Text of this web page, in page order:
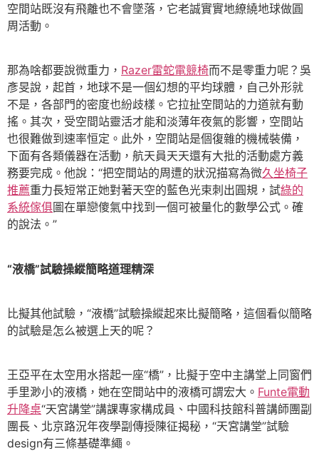
空間站既沒有飛離也不會墜落，它老誠實實地繚繞地球做圓
周活動。
那為啥都要說微重力， Razer雷蛇電競椅而不是零重力呢？吳
彥旻說，起首，地球不是一個幻想的平均球體，自己外形就
不是，各部門的密度也紛歧樣。它拉扯空間站的力道就有動
搖。其次，受空間站靈活才能和淡薄年夜氣的影響，空間站
也很難做到速率恒定。此外，空間站是個復雜的機械裝備，
下面有各類儀器在活動，航天員天天還有大批的活動處方義
務要完成。他說：“把空間站的周遭的狀況描寫為微久坐椅子
推薦重力長短常正她對著天空的藍色光束刺出圓規，試綠的
系統傢俱圖在單戀傻氣中找到一個可被量化的數學公式。確
的說法。”
“液橋”試驗操縱簡略道理精深
比擬其他試驗，“液橋”試驗操縱起來比擬簡略，這個看似簡略
的試驗是怎么被選上天的呢？
王亞平在太空用水搭起一座“橋”，比擬于空中主講堂上同窗們
手里渺小的液橋，她在空間站中的液橋可謂宏大。 Funte電動
升降桌“天宮講堂”講課專家構成員、中國科技館科普講師團副
團長、北京路況年夜學副傳授陳征揭秘，“天宮講堂”試驗
design有三條基礎準繩。